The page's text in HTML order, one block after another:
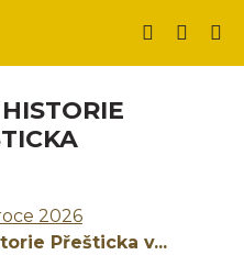
+420 379
2026
Přešticka v...